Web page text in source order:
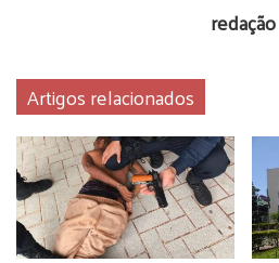
A investigação teve início em
Gaeco de Maringá recebeu
e sofisticado esquema de obras
licitatórias em Mandaguaçu, com
população e aos cofres públicos
apuração identificou empresas e
beneficiárias do esquema. (MPPR)
redação
Artigos relacionados